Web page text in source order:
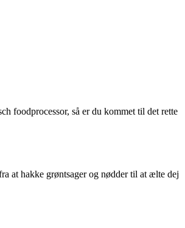
foodprocessor, så er du kommet til det rette
at hakke grøntsager og nødder til at ælte dej